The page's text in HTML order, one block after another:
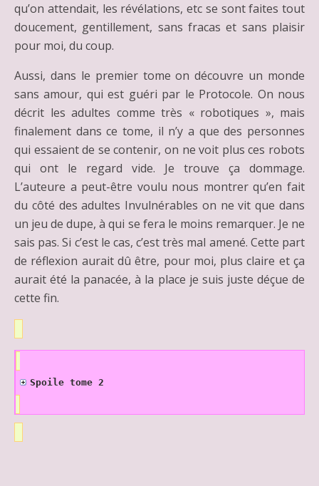
qu’on attendait, les révélations, etc se sont faites tout
doucement, gentillement, sans fracas et sans plaisir
pour moi, du coup.
Aussi, dans le premier tome on découvre un monde
sans amour, qui est guéri par le Protocole. On nous
décrit les adultes comme très « robotiques », mais
finalement dans ce tome, il n’y a que des personnes
qui essaient de se contenir, on ne voit plus ces robots
qui ont le regard vide. Je trouve ça dommage.
L’auteure a peut-être voulu nous montrer qu’en fait
du côté des adultes Invulnérables on ne vit que dans
un jeu de dupe, à qui se fera le moins remarquer. Je ne
sais pas. Si c’est le cas, c’est très mal amené. Cette part
de réflexion aurait dû être, pour moi, plus claire et ça
aurait été la panacée, à la place je suis juste déçue de
cette fin.
Spoile tome 2